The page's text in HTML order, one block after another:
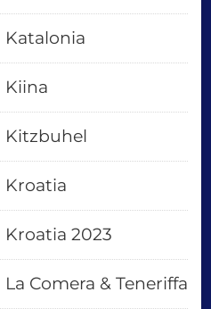
Katalonia
Kiina
Kitzbuhel
Kroatia
Kroatia 2023
La Comera & Teneriffa